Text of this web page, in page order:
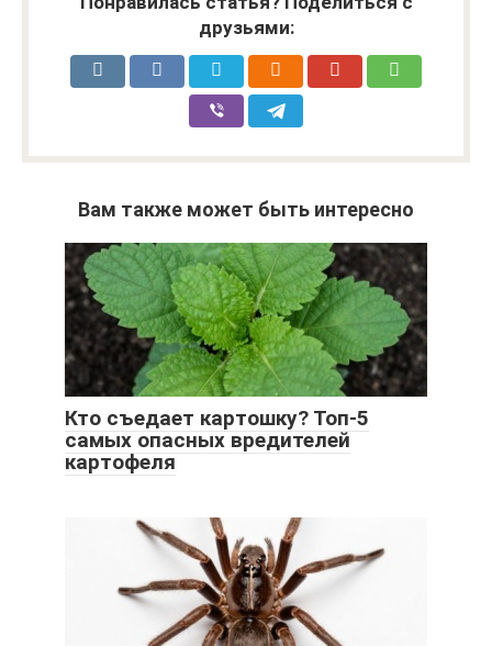
друзьями:
Вам также может быть интересно
Кто съедает картошку? Топ-5
самых опасных вредителей
картофеля